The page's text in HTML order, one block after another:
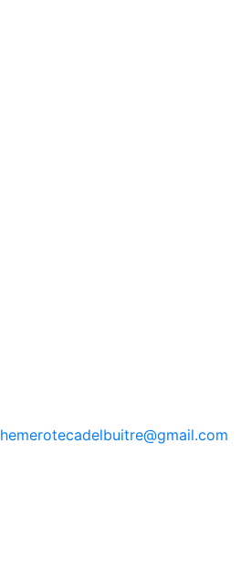
hemerotecadelbuitre@gmail.com